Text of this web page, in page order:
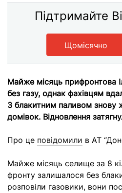
Підтримайте
Щомісячно
Майже місяць прифронтова
без газу, однак фахівцям
З блакитним паливом знову
домівок. Відновлення
Про це повідомили в АТ
Майже місяць селище за 8
фронту залишалося без
розповіли газовики, вони